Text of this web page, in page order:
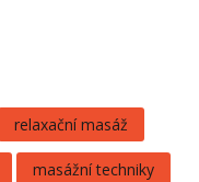
relaxační masáž
masážní techniky